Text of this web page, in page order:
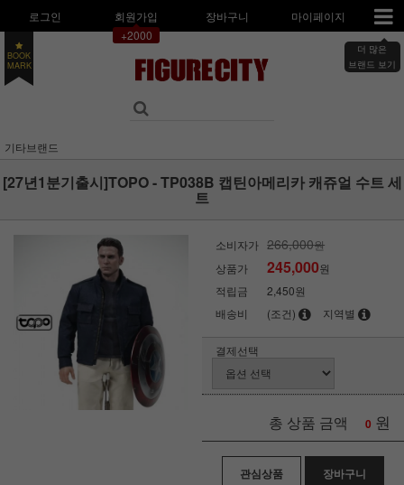
로그인
회원가입
+2000
장바구니 마이페이지
더 많은
브랜드 보기
BOOK
MARK
기타브랜드
[27년1분기출시]TOPO - TP038B 캡틴아메리카 캐쥬얼 수트 세
트
소비자가 266,000원
상품가
245,000원
적립금
2,450원
배송비
(조건) 지역별
결제선택
총 상품 금액 0 원
관심상품 장바구니